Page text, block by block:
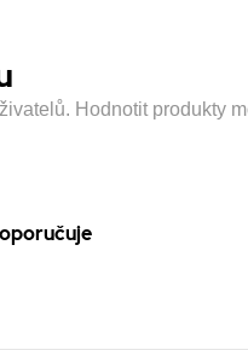
Hodnotit produkty